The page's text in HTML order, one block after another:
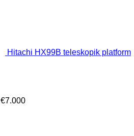
Hitachi HX99B teleskopik platform
€7.000